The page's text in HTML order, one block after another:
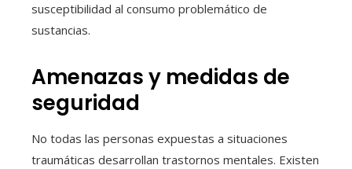
susceptibilidad al consumo problemático de
sustancias.
Amenazas y medidas de
seguridad
No todas las personas expuestas a situaciones
traumáticas desarrollan trastornos mentales. Existen